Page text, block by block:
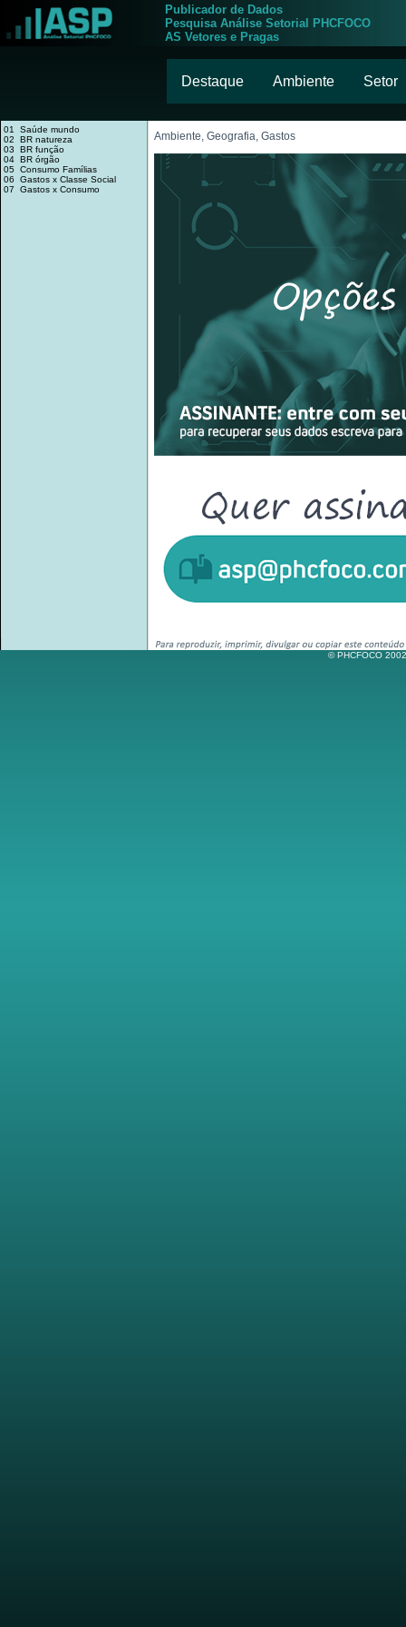
Publicador de Dados
Pesquisa Análise Setorial PHCFOCO
AS Vetores e Pragas
Destaque Ambiente Setor
01 Saúde mundo
02 BR natureza
03 BR função
04 BR órgão
05 Consumo Famílias
06 Gastos x Classe Social
07 Gastos x Consumo
Ambiente, Geografia, Gastos
© PHCFOCO